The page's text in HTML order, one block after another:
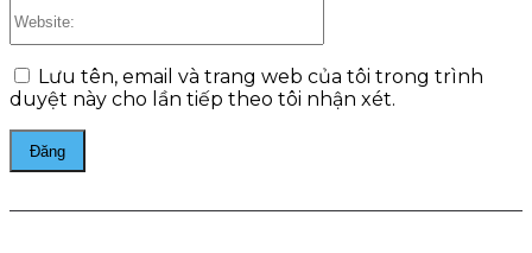
Lưu tên, email và trang web của tôi trong trình
duyệt này cho lần tiếp theo tôi nhận xét.